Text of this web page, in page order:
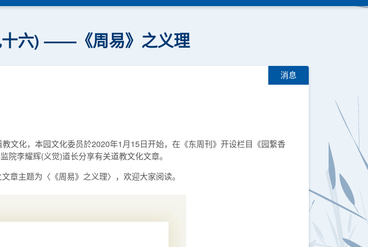
十六) ——《周易》之义理
消息
文化，本园文化委员於2020年1月15日开始，在《东周刊》开设栏目《园繋香
院李耀辉(义觉)道长分享有关道教文化文章。
章主题为〈《周易》之义理〉，欢迎大家阅读。